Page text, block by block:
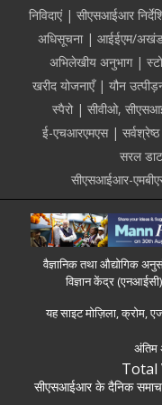
निविदाएं
सीएसआईआर
अधिसूचना
आईईएम/
अभिलेखीय अनुभाग
खरीद योजनाएँ
यौन
स्पैरो
सीवीओ,
ई-एचआरएमएस
सरल
सीएसआईआर-
वैज्ञानिक तथा औद्योगिक
विज्ञान केंद्र (एनआईसी)
यह साइट मोज़िला, क्रोम,
अंतिम
Total
सीएसआईआर के दैनिक